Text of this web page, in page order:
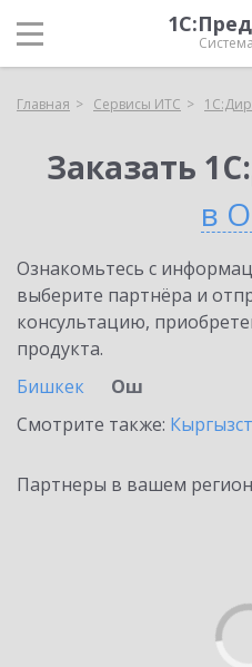
Главная Сервисы ИТС
Заказать
в
Ознакомьтесь с
выберите партнёра и
консультацию,
продукта.
Бишкек
Ош
Смотрите также:
Партнеры в вашем